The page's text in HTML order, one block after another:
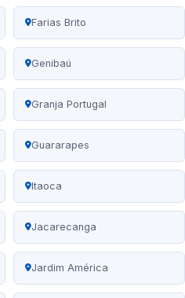
Farias Brito
Genibaú
Granja Portugal
Guararapes
Itaoca
Jacarecanga
Jardim América